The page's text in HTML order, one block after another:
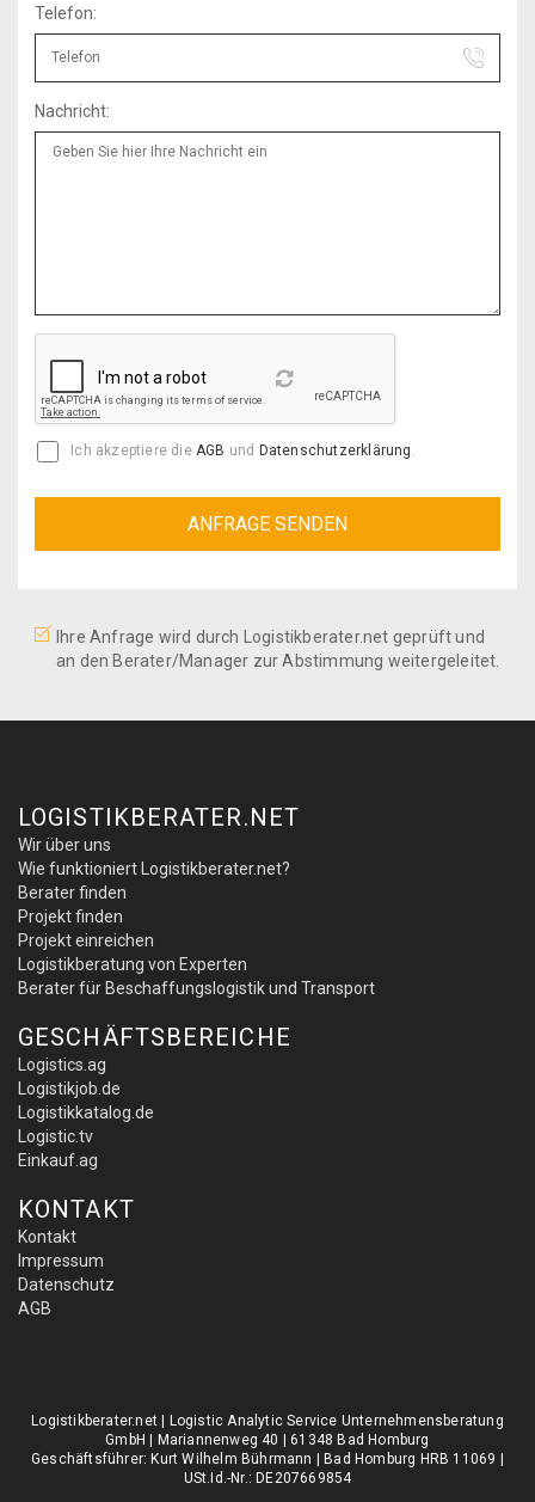
Telefon:
Nachricht:
Reload
Ich akzeptiere die AGB und Datenschutzerklärung .
Ihre Anfrage wird durch Logistikberater.net geprüft und
an den Berater/Manager zur Abstimmung weitergeleitet.
LOGISTIKBERATER.NET
Wir über uns
Wie funktioniert Logistikberater.net?
Berater finden
Projekt finden
Projekt einreichen
Logistikberatung von Experten
Berater für Beschaffungslogistik und Transport
GESCHÄFTSBEREICHE
Logistics.ag
Logistikjob.de
Logistikkatalog.de
Logistic.tv
Einkauf.ag
KONTAKT
Kontakt
Impressum
Datenschutz
AGB
Logistikberater.net | Logistic Analytic Service Unternehmensberatung
GmbH | Mariannenweg 40 | 61348 Bad Homburg
Geschäftsführer: Kurt Wilhelm Bührmann | Bad Homburg HRB 11069 |
USt.Id.-Nr.: DE207669854